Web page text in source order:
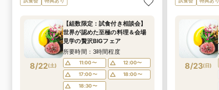
8/22(土)
【組数限定：試食付き相談会】
世界が認めた至極の料理＆会場
見学の贅沢BIGフェア
所要時間：3時間程度
11:00〜
12:00〜
17:00〜
18:00〜
18:30〜
8/23(日)